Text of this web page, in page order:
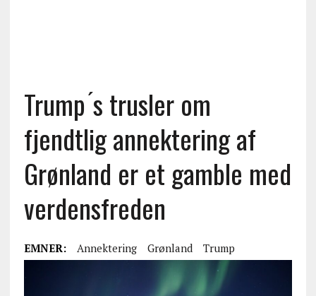
Trump ́s trusler om
fjendtlig annektering af
Grønland er et gamble med
verdensfreden
EMNER: Annektering Grønland Trump